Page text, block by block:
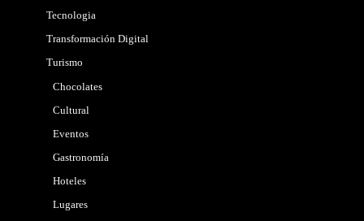
Tecnologia
Transformación Digital
Turismo
Chocolates
Cultural
Eventos
Gastronomía
Hoteles
Lugares